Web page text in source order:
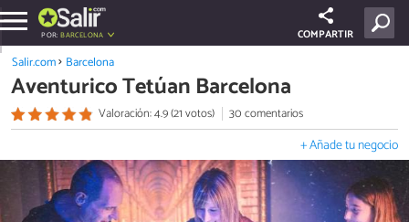
POR:BARCELONA COMPARTIR
Salir.com Barcelona
Aventurico Tetúan Barcelona
Valoración: 4.9 (21 votos) 30 comentarios
+ Añade tu negocio